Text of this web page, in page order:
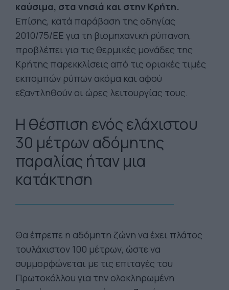
καύσιμα, στα νησιά και στην Κρήτη.
Επίσης, κατά παράβαση της οδηγίας
2010/75/ΕΕ για τη βιομηχανική ρύπανση,
προβλέπει για τις θερμικές μονάδες της
Κρήτης παρεκκλίσεις από τις οριακές τιμές
εκπομπών ρύπων ακόμα και αφού
εξαντληθούν οι ώρες λειτουργίας τους.
Η θέσπιση ενός ελάχιστου
30 μέτρων αδόμητης
παραλίας ήταν μια
κατάκτηση
Θα έπρεπε η αδόμητη ζώνη να έχει πλάτος
τουλάχιστον 100 μέτρων, ώστε να
συμμορφώνεται με τις επιταγές του
Πρωτοκόλλου για την ολοκληρωμένη